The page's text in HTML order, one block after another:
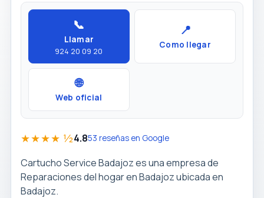
📞
Llamar
924 20 09 20
📍
Como llegar
🌐
Web oficial
★★★★ ½4.853 reseñas en Google
Cartucho Service Badajoz es una empresa de
Reparaciones del hogar en Badajoz ubicada en
Badajoz.